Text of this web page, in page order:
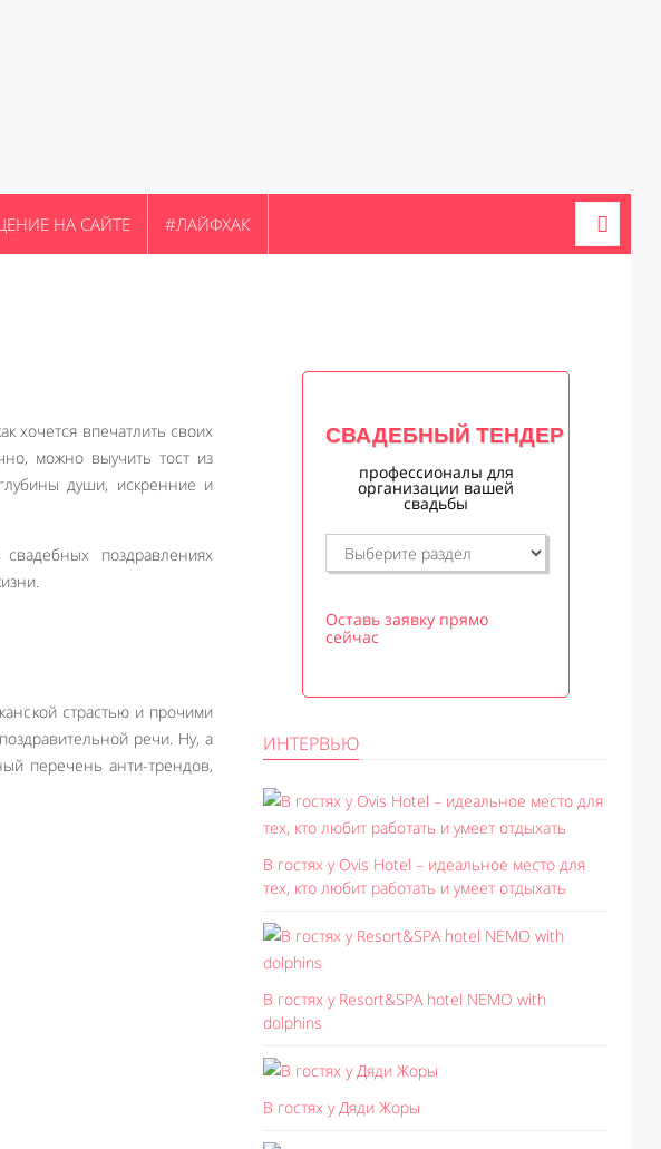
НА САЙТЕ #ЛАЙФХАК
хочется впечатлить своих
можно выучить тост из
души, искренние и
поздравлениях
страстью и прочими
речи. Ну, а
перечень анти-трендов,
СВАДЕБНЫЙ ТЕНДЕР
профессионалы для
организации вашей
свадьбы
Оставь заявку прямо
сейчас
ИНТЕРВЬЮ
В гостях у Ovis Hotel – идеальное место для
тех, кто любит работать и умеет отдыхать
В гостях у Resort&SPA hotel NEMO with
dolphins
В гостях у Дяди Жоры